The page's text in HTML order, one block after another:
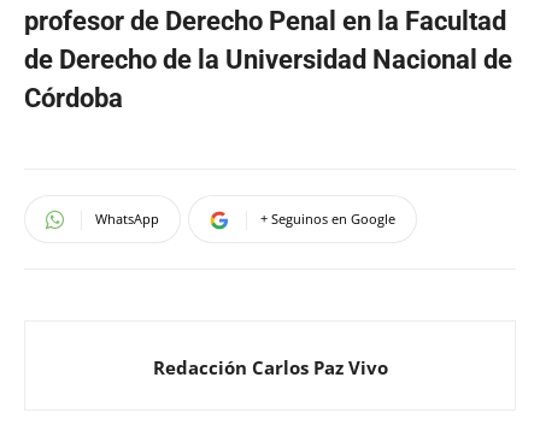
profesor de Derecho Penal en la Facultad
de Derecho de la Universidad Nacional de
Córdoba
WhatsApp + Seguinos en Google
Redacción Carlos Paz Vivo